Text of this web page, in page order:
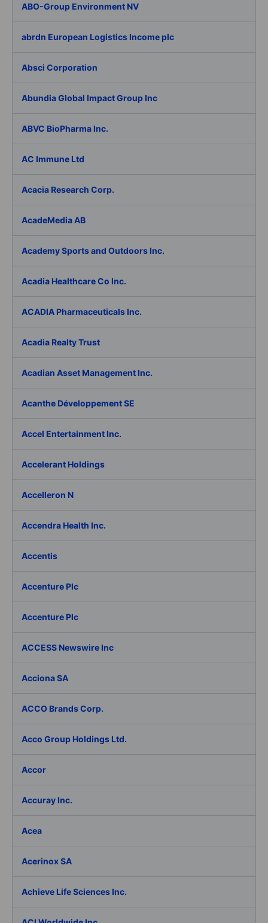
ABO-Group Environment NV
abrdn European Logistics Income plc
Absci Corporation
Abundia Global Impact Group Inc
ABVC BioPharma Inc.
AC Immune Ltd
Acacia Research Corp.
AcadeMedia AB
Academy Sports and Outdoors Inc.
Acadia Healthcare Co Inc.
ACADIA Pharmaceuticals Inc.
Acadia Realty Trust
Acadian Asset Management Inc.
Acanthe Développement SE
Accel Entertainment Inc.
Accelerant Holdings
Accelleron N
Accendra Health Inc.
Accentis
Accenture Plc
Accenture Plc
ACCESS Newswire Inc
Acciona SA
ACCO Brands Corp.
Acco Group Holdings Ltd.
Accor
Accuray Inc.
Acea
Acerinox SA
Achieve Life Sciences Inc.